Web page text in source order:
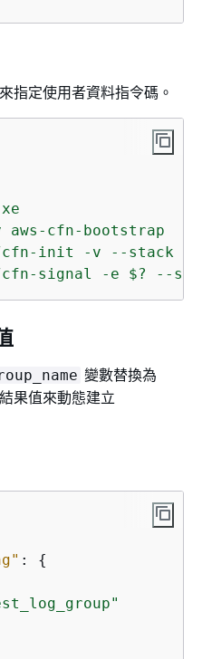
指定使用者資料指令碼。
aws-cfn-bootstrap
init -v --stack $
signal -e $? --
變數替換為
果值來動態建立
: {